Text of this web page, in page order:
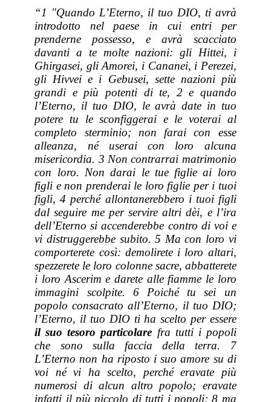
“1 "Quando L’Eterno, il tuo DIO, ti avrà
introdotto nel paese in cui entri per
prenderne possesso, e avrà scacciato
davanti a te molte nazioni: gli Hittei, i
Ghirgasei, gli Amorei, i Cananei, i Perezei,
gli Hivvei e i Gebusei, sette nazioni più
grandi e più potenti di te, 2 e quando
l’Eterno, il tuo DIO, le avrà date in tuo
potere tu le sconfiggerai e le voterai al
completo sterminio; non farai con esse
alleanza, né userai con loro alcuna
misericordia. 3 Non contrarrai matrimonio
con loro. Non darai le tue figlie ai loro
figli e non prenderai le loro figlie per i tuoi
figli, 4 perché allontanerebbero i tuoi figli
dal seguire me per servire altri dèi, e l’ira
dell’Eterno si accenderebbe contro di voi e
vi distruggerebbe subito. 5 Ma con loro vi
comporterete così: demolirete i loro altari,
spezzerete le loro colonne sacre, abbatterete
i loro Ascerim e darete alle fiamme le loro
immagini scolpite. 6 Poiché tu sei un
popolo consacrato all’Eterno, il tuo DIO;
l’Eterno, il tuo DIO ti ha scelto per essere
il suo tesoro particolare fra tutti i popoli
che sono sulla faccia della terra. 7
L’Eterno non ha riposto i suo amore su di
voi né vi ha scelto, perché eravate più
numerosi di alcun altro popolo; eravate
infatti il più piccolo di tutti i popoli; 8 ma